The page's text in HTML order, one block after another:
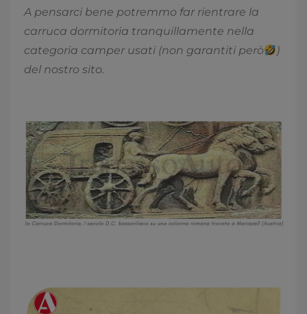
A pensarci bene potremmo far rientrare la
carruca dormitoria tranquillamente nella
categoria camper usati (non garantiti però
)
del nostro sito.